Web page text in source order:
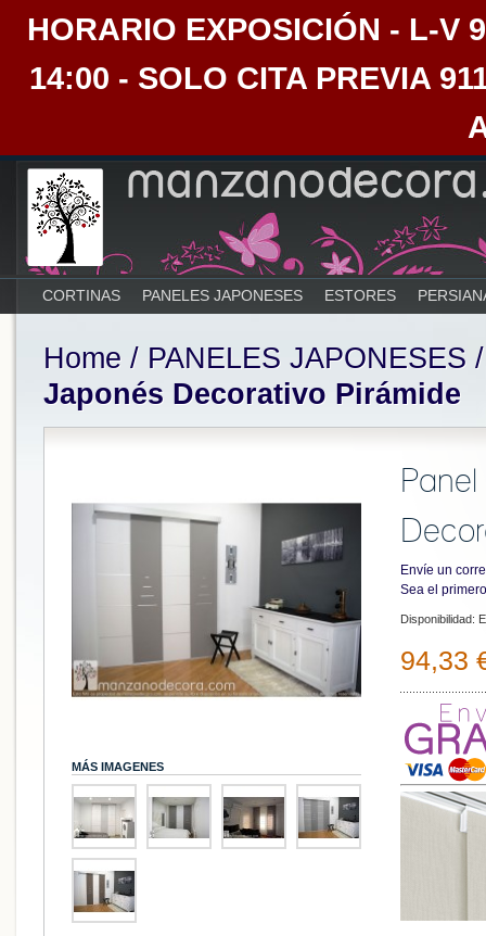
HORARIO EXPOSICIÓN - L-V
14:00 - SOLO CITA PREVIA
CORTINAS PANELES JAPONESES ESTORES
Home / PANELES JAPONESES
Japonés Decorativo Pirámide
Envíe un
Sea el
Disponibilidad:
94,33
MÁS IMAGENES